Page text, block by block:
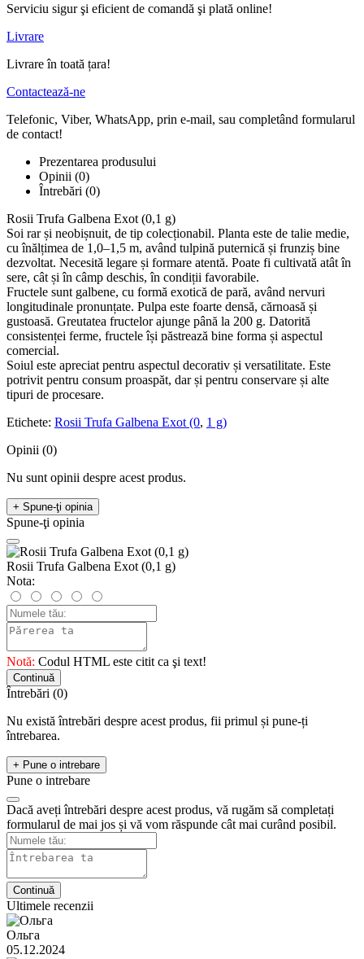
Serviciu sigur şi eficient de comandă şi plată online!
Livrare
Livrare în toată țara!
Contactează-ne
Telefonic, Viber, WhatsApp, prin e-mail, sau completând formularul
de contact!
Prezentarea produsului
Opinii (0)
Întrebări (0)
Rosii Trufa Galbena Exot (0,1 g)
Soi rar și neobișnuit, de tip colecționabil. Planta este de talie medie,
cu înălțimea de 1,0–1,5 m, având tulpină puternică și frunziș bine
dezvoltat. Necesită legare și formare atentă. Poate fi cultivată atât în
sere, cât și în câmp deschis, în condiții favorabile.
Fructele sunt galbene, cu formă exotică de pară, având nervuri
longitudinale pronunțate. Pulpa este foarte densă, cărnoasă și
gustoasă. Greutatea fructelor ajunge până la 200 g. Datorită
consistenței ferme, fructele își păstrează bine forma și aspectul
comercial.
Soiul este apreciat pentru aspectul decorativ și versatilitate. Este
potrivit pentru consum proaspăt, dar și pentru conservare și alte
tipuri de procesare.
Etichete: Rosii Trufa Galbena Exot (0, 1 g)
Opinii (0)
Nu sunt opinii despre acest produs.
+ Spune-ţi opinia
Spune-ţi opinia
Rosii Trufa Galbena Exot (0,1 g)
Nota:
Notă: Codul HTML este citit ca şi text!
Continuă
Întrebări (0)
Nu există întrebări despre acest produs, fii primul și pune-ți
întrebarea.
+ Pune o intrebare
Pune o intrebare
Dacă aveți întrebări despre acest produs, vă rugăm să completați
formularul de mai jos și vă vom răspunde cât mai curând posibil.
Continuă
Ultimele recenzii
Ольга
05.12.2024